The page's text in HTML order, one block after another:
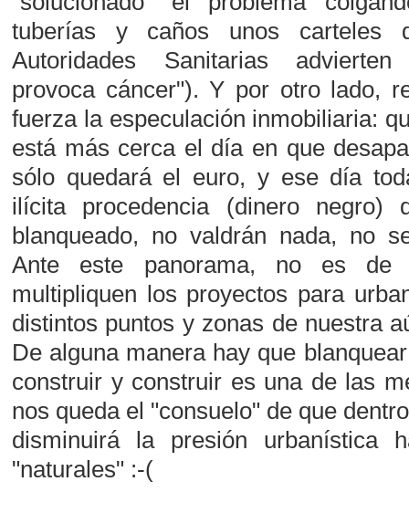
tuberías y caños unos carteles
Autoridades Sanitarias
provoca cáncer"). Y por otro lado,
fuerza la especulación inmobiliaria:
está más cerca el día en que
sólo quedará el euro, y ese día
ilícita procedencia (dinero negro)
blanqueado, no valdrán nada, no
Ante este panorama, no es de
multipliquen los proyectos para
distintos puntos y zonas de nuestra
De alguna manera hay que
construir y construir es una de las
nos queda el "consuelo" de que
disminuirá la presión urbanística
"naturales" :-(